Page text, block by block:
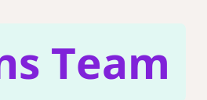
Team